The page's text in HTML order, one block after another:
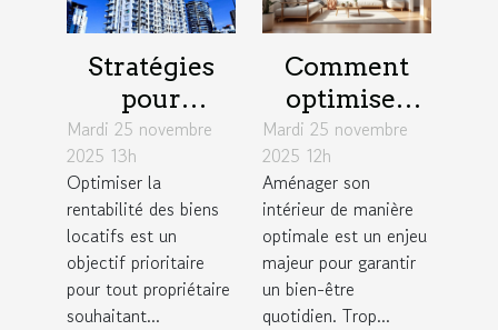
Stratégies
pour
augmenter la
rentabilité de
vos biens
locatifs
Mardi 25 novembre
2025 13h
Optimiser la
rentabilité des biens
locatifs est un
objectif prioritaire
pour tout propriétaire
souhaitant...
Comment
optimiser
l'espace dans
votre maison
pour un
confort
maximal ?
Mardi 25 novembre
2025 12h
Aménager son
intérieur de manière
optimale est un enjeu
majeur pour garantir
un bien-être
quotidien. Trop...